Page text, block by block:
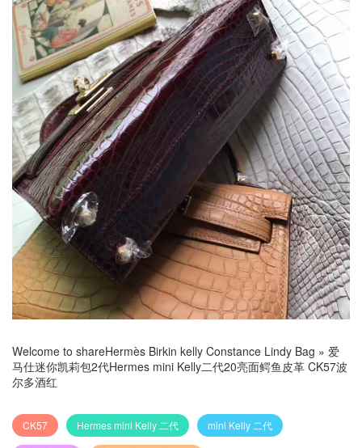
Welcome to shareHermès Birkin kelly Constance Lindy Bag » 爱
马仕迷你凯莉包2代Hermes mini Kelly二代20亮面鳄鱼皮革 CK57波
尔多酒红
CK57 Hermes mini Kelly 二代 mini Kelly 二代